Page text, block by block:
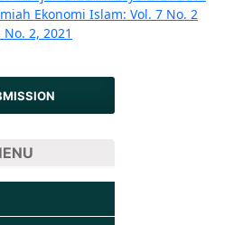
Ekonomi Islam: Vol. 7 No. 2
No. 2, 2021